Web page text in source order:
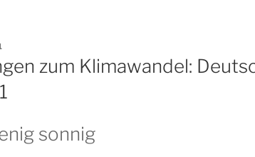
zum Klimawandel:
sonnig